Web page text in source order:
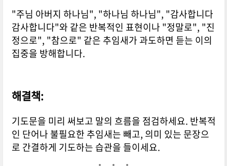
"주님 아버지 하나님", "하나님 하나님", "감사합니다
감사합니다"와 같은 반복적인 표현이나 "정말로", "진
정으로", "참으로" 같은 추임새가 과도하면 듣는 이의
집중을 방해합니다.
해결책:
기도문을 미리 써보고 말의 흐름을 점검하세요. 반복적
인 단어나 불필요한 추임새는 빼고, 의미 있는 문장으
로 간결하게 기도하는 습관을 들이세요.